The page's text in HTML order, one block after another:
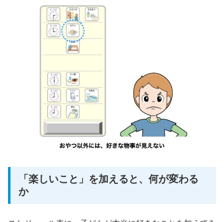
「楽しいこと」を加えると、何が変わる
か